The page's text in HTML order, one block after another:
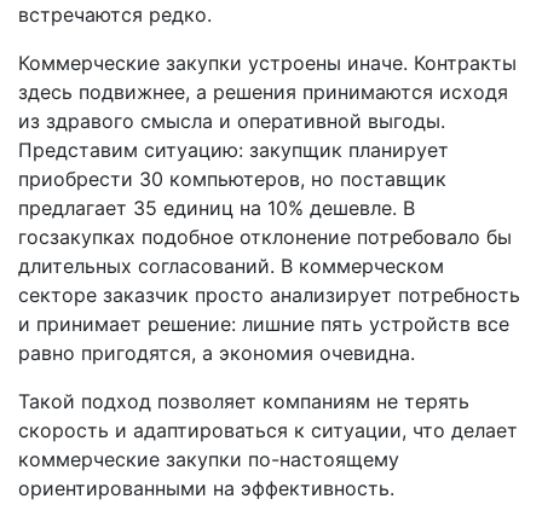
встречаются редко.
Коммерческие закупки устроены иначе. Контракты
здесь подвижнее, а решения принимаются исходя
из здравого смысла и оперативной выгоды.
Представим ситуацию: закупщик планирует
приобрести 30 компьютеров, но поставщик
предлагает 35 единиц на 10% дешевле. В
госзакупках подобное отклонение потребовало бы
длительных согласований. В коммерческом
секторе заказчик просто анализирует потребность
и принимает решение: лишние пять устройств все
равно пригодятся, а экономия очевидна.
Такой подход позволяет компаниям не терять
скорость и адаптироваться к ситуации, что делает
коммерческие закупки по-настоящему
ориентированными на эффективность.